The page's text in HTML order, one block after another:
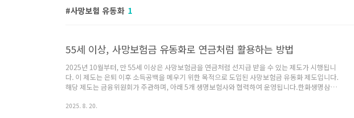
사망보험 유동화 1
55세 이상, 사망보험금 유동화로 연금처럼 활용하는 방법
2025년 10월부터, 만 55세 이상은 사망보험금을 연금처럼 선지급 받을 수 있는 제도가 시행됩니
다. 이 제도는 은퇴 이후 소득공백을 메우기 위한 목적으로 도입된 사망보험금 유동화 제도입니다.
해당 제도는 금융위원회가 주관하며, 아래 5개 생명보험사와 협력하여 운영됩니다.한화생명삼성
을 생존 시점에 연금처럼 나누어 받을 수 있는 제도입니다. 총 수령액은 줄어들지만, 이자 부담 없
2025. 8. 20.